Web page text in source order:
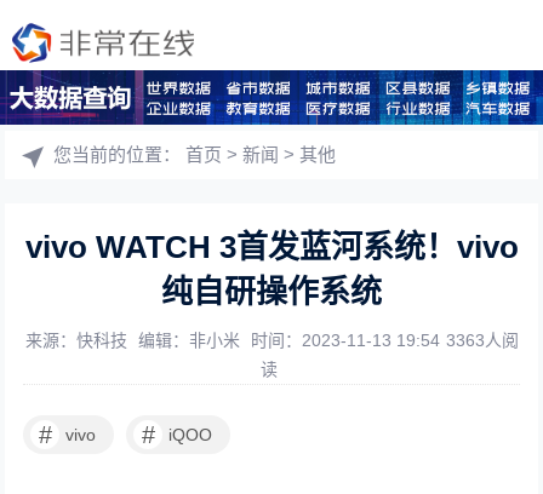
您当前的位置：首页 >新闻 >其他
vivo WATCH 3首发蓝河系统！vivo
纯自研操作系统
来源：快科技 编辑：非小米 时间：2023-11-13 19:54 3363人阅
读
# vivo # iQOO